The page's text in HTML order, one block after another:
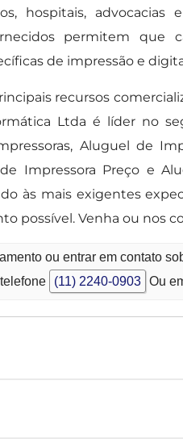
hospitais,
permitem que
de impressão e
recursos
Ltda é líder no
Aluguel de
Impressora Preço e
às mais exigentes
possível. Venha ou nos
ou entrar em contato
(11) 2240-0903 Ou